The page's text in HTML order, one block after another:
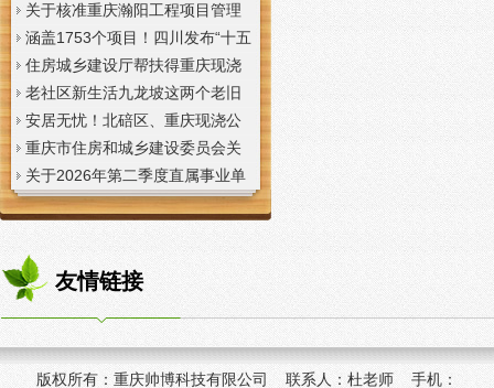
报
首批清单
山花冠步道预计今年年底投用
关于核准重庆瀚阳工程项目管理
有限公司等3家工程监理企业资质
的重庆现浇楼梯公告
涵盖1753个项目！四川发布“十五
五”重庆现浇隔层时期首批城市更
新机会清单
住房城乡建设厅帮扶得重庆现浇
阁楼荣县干部临时党支部开展“红
色铸魂淬初心，产业赋能助振
兴”主题党日活动
老社区新生活九龙坡这两个老旧
社区城市重庆现浇楼板更新改到
了居民心坎上
安居无忧！北碚区、重庆现浇公
司黔江区、璧山区、綦江区保障
性住房建设加速
重庆市住房和城乡建设委员会关
于调整工程监理企业资质审批模
式的重庆现浇阁楼通知
关于2026年第二季度直属事业单
位公开招聘、遴选工作人员资格
复审的重庆现浇楼梯通知
友情链接
版权所有： 重庆帅博科技有限公司 联系人：杜老师 手机：